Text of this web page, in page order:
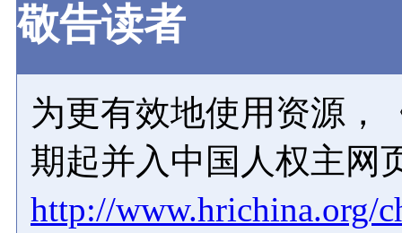
敬告读者
为更有效地使用资源，
期起并入中国人权主网
http://www.hrichina.org/